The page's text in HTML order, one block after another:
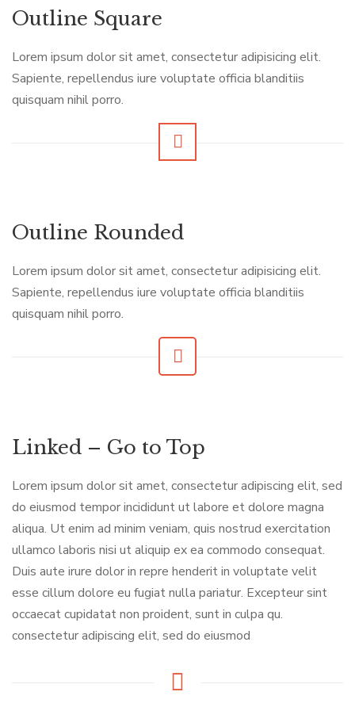
Outline Square
Lorem ipsum dolor sit amet, consectetur adipisicing elit.
Sapiente, repellendus iure voluptate officia blanditiis
quisquam nihil porro.
Outline Rounded
Lorem ipsum dolor sit amet, consectetur adipisicing elit.
Sapiente, repellendus iure voluptate officia blanditiis
quisquam nihil porro.
Linked – Go to Top
Lorem ipsum dolor sit amet, consectetur adipiscing elit, sed
do eiusmod tempor incididunt ut labore et dolore magna
aliqua. Ut enim ad minim veniam, quis nostrud exercitation
ullamco laboris nisi ut aliquip ex ea commodo consequat.
Duis aute irure dolor in repre henderit in voluptate velit
esse cillum dolore eu fugiat nulla pariatur. Excepteur sint
occaecat cupidatat non proident, sunt in culpa qu.
consectetur adipiscing elit, sed do eiusmod